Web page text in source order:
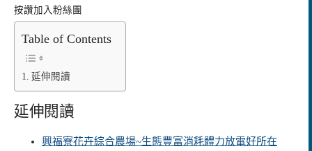
按讚加入粉絲團
Table of Contents
延伸閱讀
延伸閱讀
興福寮花卉綜合農場~生態豐富消耗體力放電好所在